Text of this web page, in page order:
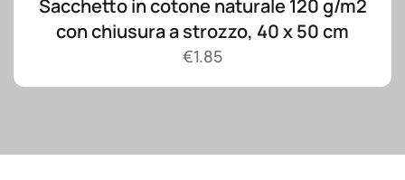
Sacchetto in cotone naturale 120 g/m2
con chiusura a strozzo, 40 x 50 cm
€1.85